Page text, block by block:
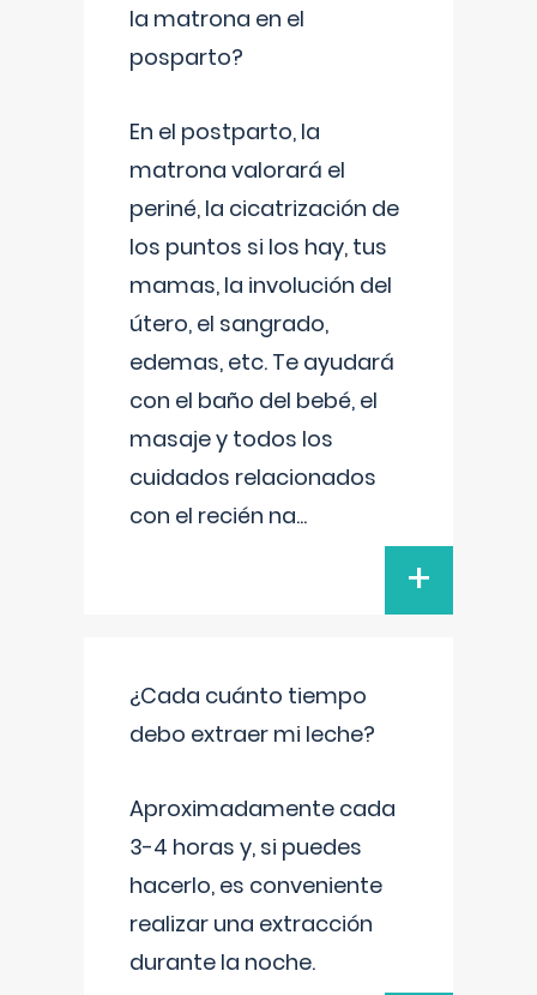
la matrona en el
posparto?
En el postparto, la
matrona valorará el
periné, la cicatrización de
los puntos si los hay, tus
mamas, la involución del
útero, el sangrado,
edemas, etc. Te ayudará
con el baño del bebé, el
masaje y todos los
cuidados relacionados
con el recién na...
+
¿Cada cuánto tiempo
debo extraer mi leche?
Aproximadamente cada
3-4 horas y, si puedes
hacerlo, es conveniente
realizar una extracción
durante la noche.